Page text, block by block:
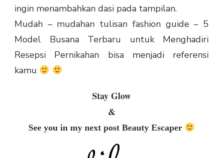
ingin menambahkan dasi pada tampilan.
Mudah – mudahan tulisan fashion guide – 5
Model Busana Terbaru untuk Menghadiri
Resepsi Pernikahan bisa menjadi referensi
kamu
Stay Glow
&
See you in my next post Beauty Escaper